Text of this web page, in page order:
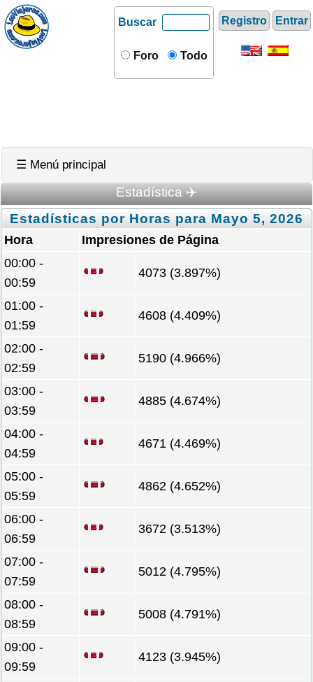
Registro Entrar
Buscar
Foro Todo
☰ Menú principal
Estadística ✈️
Estadísticas por Horas para Mayo 5, 2026
Hora
Impresiones de Página
00:00 -
00:59
4073 (3.897%)
01:00 -
01:59
4608 (4.409%)
02:00 -
02:59
5190 (4.966%)
03:00 -
03:59
4885 (4.674%)
04:00 -
04:59
4671 (4.469%)
05:00 -
05:59
4862 (4.652%)
06:00 -
06:59
3672 (3.513%)
07:00 -
07:59
5012 (4.795%)
08:00 -
08:59
5008 (4.791%)
09:00 -
09:59
4123 (3.945%)